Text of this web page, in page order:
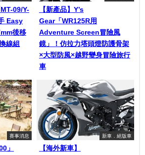
09/Y-
Easy
後移
線組
【新產品】Y’s
Gear「WR125R用
Adventure Screen冒險風
鏡」！仿拉力塔頭燈防護骨架
×大型防風×越野變身冒險旅行
車
賽事消息
」
新車．絕版車
【海外新車】